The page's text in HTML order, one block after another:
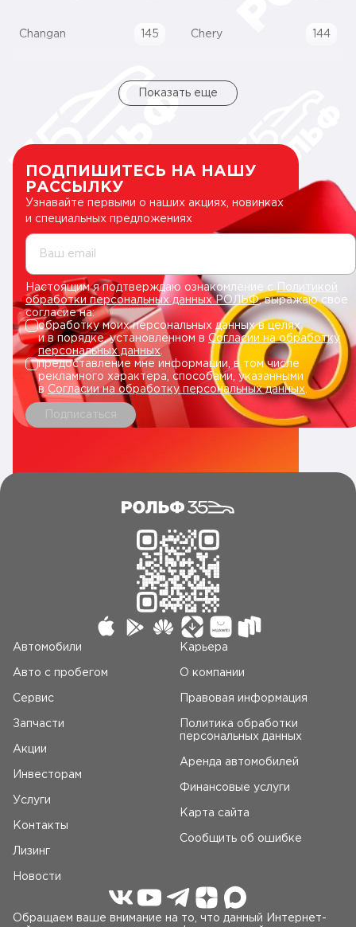
Changan 145 Chery 144
Показать еще
ПОДПИШИТЕСЬ НА НАШУ
РАССЫЛКУ
Узнавайте первыми о наших акциях, новинках
и специальных предложениях
Ваш email
Настоящим я подтверждаю ознакомление сПолитикой
обработки персональных данных РОЛЬФ, выражаю свое
согласие на:
обработку моих персональных данных в целях
и в порядке, установленном в Согласии на обработку
персональных данных.
предоставление мне информации, в том числе
рекламного характера, способами, указанными
в Согласии на обработку персональных данных
Подписаться
Автомобили
Авто c пробегом
Сервис
Запчасти
Акции
Инвесторам
Услуги
Контакты
Лизинг
Новости
Карьера
О компании
Правовая информация
Политика обработки
персональных данных
Аренда автомобилей
Финансовые услуги
Карта сайта
Сообщить об ошибке
Обращаем ваше внимание на то, что данный Интернет-